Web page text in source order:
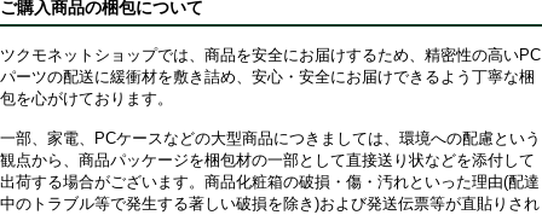
ご購入商品の梱包について
ツクモネットショップでは、商品を安全にお届けするため、精密性の高いPC
パーツの配送に緩衝材を敷き詰め、安心・安全にお届けできるよう丁寧な梱
包を心がけております。
一部、家電、PCケースなどの大型商品につきましては、環境への配慮という
観点から、商品パッケージを梱包材の一部として直接送り状などを添付して
出荷する場合がございます。商品化粧箱の破損・傷・汚れといった理由(配達
中のトラブル等で発生する著しい破損を除き)および発送伝票等が直貼りされ